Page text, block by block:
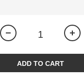
ADD TO CART